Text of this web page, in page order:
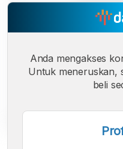
Anda mengakses
Untuk meneruskan,
beli